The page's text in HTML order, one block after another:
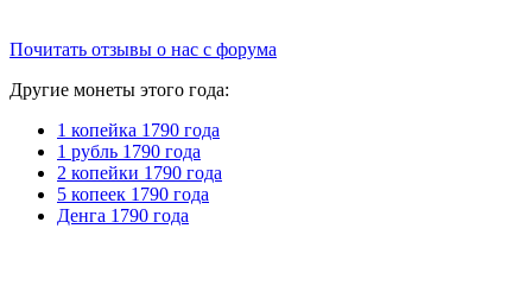
Почитать отзывы о нас с форума
Другие монеты этого года:
1 копейка 1790 года
1 рубль 1790 года
2 копейки 1790 года
5 копеек 1790 года
Денга 1790 года